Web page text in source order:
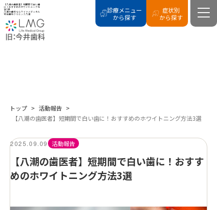
【八潮の歯医者】短期間で白い歯
に！おすすめのホワイトニング方
法3選
八潮の歯科ならライフメディカル
総合歯科クリニック八潮
診療メニュー
から探す
症状別
から探す
トップ > 活動報告 >
【八潮の歯医者】短期間で白い歯に！おすすめのホワイトニング方法3選
2025.09.09 活動報告
【八潮の歯医者】短期間で白い歯に！おすす
めのホワイトニング方法3選